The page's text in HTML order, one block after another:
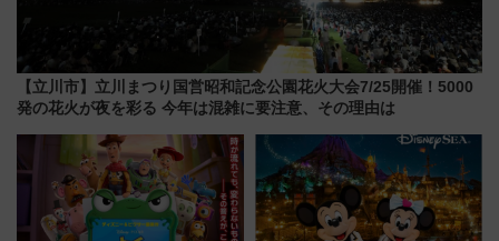
【立川市】立川まつり国営昭和記念公園花火大会7/25開催！5000
発の花火が夜を彩る 今年は混雑に要注意、その理由は